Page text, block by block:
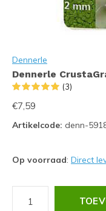
Dennerle
Dennerle
(3)
€7,59
Artikelcode: denn-
Op voorraad: Direct